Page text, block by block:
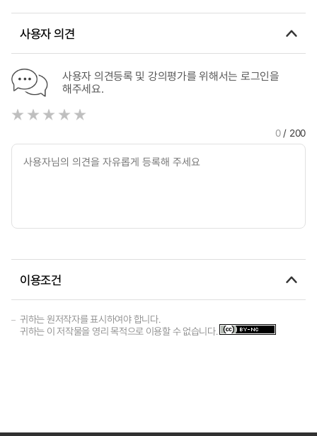
사용자 의견
사용자 의견등록 및 강의평가를 위해서는 로그인을
해주세요.
0/ 200
이용조건
귀하는 원저작자를 표시하여야 합니다.
귀하는 이 저작물을 영리 목적으로 이용할 수 없습니다.